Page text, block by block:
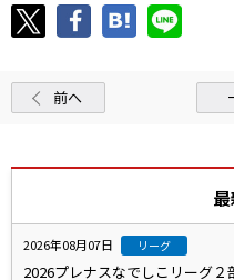
前へ
2026年08月07日 リーグ
2026プレナスなでしこリーグ